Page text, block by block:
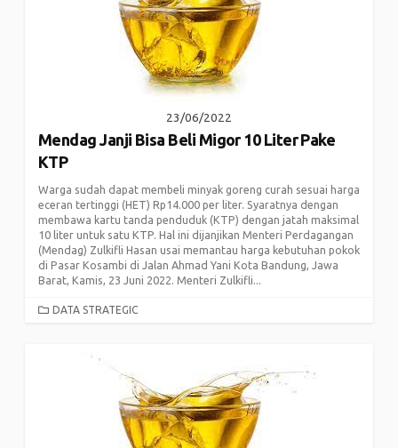
23/06/2022
Mendag Janji Bisa Beli Migor 10 Liter Pake
KTP
Warga sudah dapat membeli minyak goreng curah sesuai harga
eceran tertinggi (HET) Rp14.000 per liter. Syaratnya dengan
membawa kartu tanda penduduk (KTP) dengan jatah maksimal
10 liter untuk satu KTP. Hal ini dijanjikan Menteri Perdagangan
(Mendag) Zulkifli Hasan usai memantau harga kebutuhan pokok
di Pasar Kosambi di Jalan Ahmad Yani Kota Bandung, Jawa
Barat, Kamis, 23 Juni 2022. Menteri Zulkifli...
CATEGORIES
DATA STRATEGIC